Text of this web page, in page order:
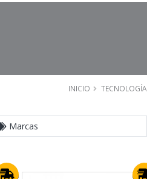
INICIO TECNOLOGÍA
Marcas